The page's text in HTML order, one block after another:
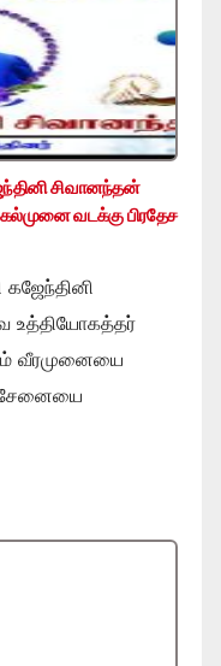
சிவானந்தன்
வடக்கு பிரதேச
உத்தியோகத்தர்
வீரமுனையை